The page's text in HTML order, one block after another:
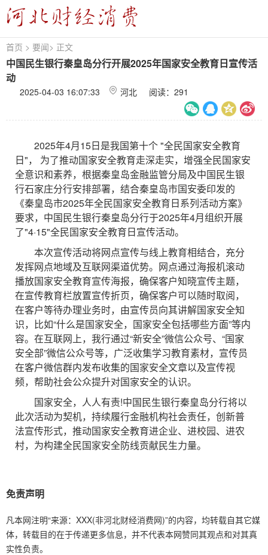
首页 > 要闻> 正文
中国民生银行秦皇岛分行开展2025年国家安全教育日宣传活
动
2025-04-03 16:07:33 河北 阅读： 291
​2025年4月15日是我国第十个 "全民国家安全教育
日"， 为了推动国家安全教育走深走实，增强全民国家安
全意识和素养，根据秦皇岛金融监管分局及中国民生银
行石家庄分行安排部署，结合秦皇岛市国安委印发的
《秦皇岛市2025年全民国家安全教育日系列活动方案》
要求，中国民生银行秦皇岛分行于2025年4月组织开展
了"4·15"全民国家安全教育日宣传活动。
本次宣传活动将网点宣传与线上教育相结合，充分
发挥网点地域及互联网渠道优势。网点通过海报机滚动
播放国家安全教育宣传海报，确保客户知晓宣传主题，
在宣传教育栏放置宣传折页，确保客户可以随时取阅，
在客户等待办理业务时，由宣传员向其讲解国家安全知
识，比如“什么是国家安全，国家安全包括哪些方面”等内
容。在互联网上，我行通过“新安全”微信公众号、“国家
安全部”微信公众号等，广泛收集学习教育素材，宣传员
在客户微信群内发布收集的国家安全文章以及宣传视
频，帮助社会公众提升对国家安全的认识。
国家安全，人人有责!中国民生银行秦皇岛分行将以
此次活动为契机，持续履行金融机构社会责任，创新普
法宣传形式，推动国家安全教育进企业、进校园、进农
村，为构建全民国家安全防线贡献民生力量。
免责声明
凡本网注明“来源：XXX(非河北财经消费网)”的内容，均转载自其它媒
体，转载目的在于传递更多信息，并不代表本网赞同其观点和对其真
实性负责。